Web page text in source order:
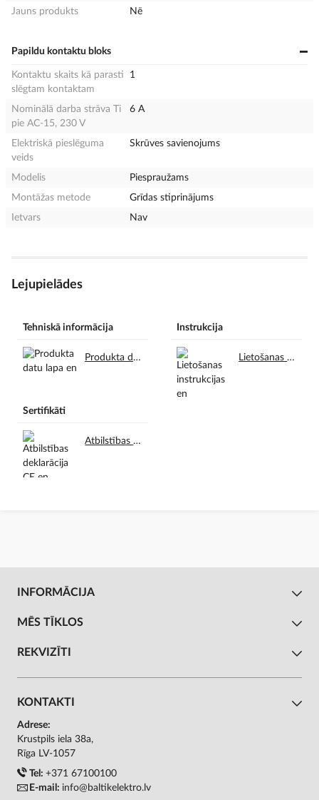
Jauns produkts Nē
Papildu kontaktu bloks
Kontaktu skaits kā parasti
slēgtam kontaktam
1
Nominālā darba strāva Ti
pie AC-15, 230 V
6 A
Elektriskā pieslēguma
veids
Skrūves savienojums
Modelis
Piespraužams
Montāžas metode
Grīdas stiprinājums
Ietvars
Nav
Lejupielādes
Tehniskā informācija
Produkta datu lapa en.pdf
Instrukcija
Lietošanas instrukcijas en.pdf
Sertifikāti
Atbilstības deklarācija CE en.pdf
INFORMĀCIJA
MĒS TĪKLOS
REKVIZĪTI
KONTAKTI
Adrese:
Krustpils iela 38a,
Rīga LV-1057
Tel: +371 67100100
E-mail: info@baltikelektro.lv